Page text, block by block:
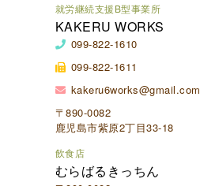
就労継続支援B型事業所
KAKERU WORKS
099-822-1610
099-822-1611
kakeru6works@gmail.com
〒890-0082
鹿児島市紫原2丁目33-18
飲食店
むらばるきっちん